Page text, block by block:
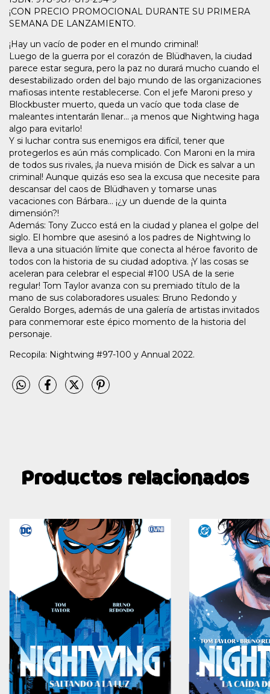
¡CON PRECIO PROMOCIONAL DURANTE SU PRIMERA
SEMANA DE LANZAMIENTO.
¡Hay un vacío de poder en el mundo criminal!
Luego de la guerra por el corazón de Blüdhaven, la ciudad
parece estar segura, pero la paz no durará mucho cuando el
desestabilizado orden del bajo mundo de las organizaciones
mafiosas intente restablecerse. Con el jefe Maroni preso y
Blockbuster muerto, queda un vacío que toda clase de
maleantes intentarán llenar... ¡a menos que Nightwing haga
algo para evitarlo!
Y si luchar contra sus enemigos era difícil, tener que
protegerlos es aún más complicado. Con Maroni en la mira
de todos sus rivales, ¡la nueva misión de Dick es salvar a un
criminal! Aunque quizás eso sea la excusa que necesite para
descansar del caos de Blüdhaven y tomarse unas
vacaciones con Bárbara... ¡¿y un duende de la quinta
dimensión?!
Además: Tony Zucco está en la ciudad y planea el golpe del
siglo. El hombre que asesinó a los padres de Nightwing lo
lleva a una situación límite que conecta al héroe favorito de
todos con la historia de su ciudad adoptiva. ¡Y las cosas se
aceleran para celebrar el especial #100 USA de la serie
regular! Tom Taylor avanza con su premiado título de la
mano de sus colaboradores usuales: Bruno Redondo y
Geraldo Borges, además de una galería de artistas invitados
para conmemorar este épico momento de la historia del
personaje.
Recopila: Nightwing #97-100 y Annual 2022.
Productos relacionados